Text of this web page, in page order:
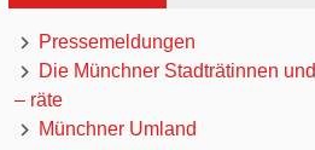
Pressemeldungen
Die Münchner Stadträtinnen und
– räte
Münchner Umland